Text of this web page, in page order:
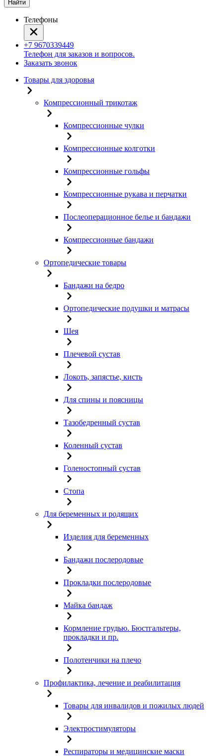
Найти
Телефоны
+7 9670339449
Телефон для заказов и вопросов.
Заказать звонок
Товары для здоровья
Компрессионный трикотаж
Компрессионные чулки
Компрессионные колготки
Компрессионные гольфы
Компрессионные рукава и перчатки
Послеоперационное белье и бандажи
Компрессионные бандажи
Ортопедические товары
Бандажи на бедро
Ортопедические подушки и матрасы
Шея
Плечевой сустав
Локоть, запястье, кисть
Для спины и поясницы
Тазобедренный сустав
Коленный сустав
Голеностопный сустав
Стопа
Для беременных и родящих
Изделия для беременных
Бандажи послеродовые
Прокладки послеродовые
Майка бандаж
Кормление грудью. Бюстгальтеры,
прокладки и пр.
Полотенчики на плечо
Профилактика, лечение и реабилитация
Товары для инвалидов и пожилых людей
Электростимуляторы
Респираторы и медицинские маски